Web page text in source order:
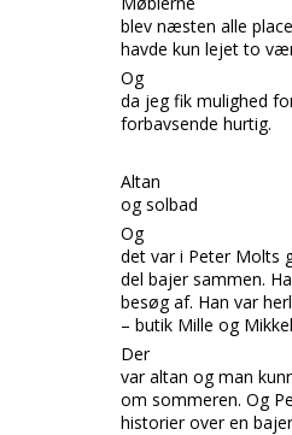
blev næsten alle
havde kun lejet to
Og
da jeg fik mulighed
forbavsende hurtig.
Altan
og solbad
Og
det var i Peter Molts
del bajer sammen.
besøg af. Han var
– butik Mille og
Der
var altan og man
om sommeren. Og
historier over en